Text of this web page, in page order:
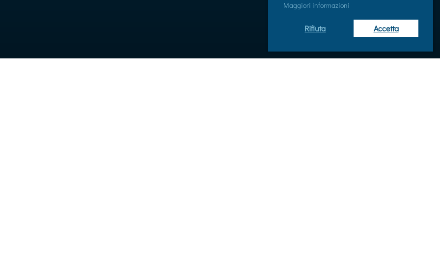
Maggiori informazioni
Rifiuta Accetta